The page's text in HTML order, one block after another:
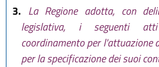
3. La Regione adotta, con
legislativa, i seguenti
coordinamento per l'attuazione
per la specificazione dei suoi